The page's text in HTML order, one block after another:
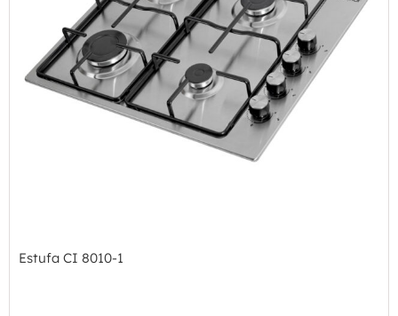
Estufa CI 8010-1